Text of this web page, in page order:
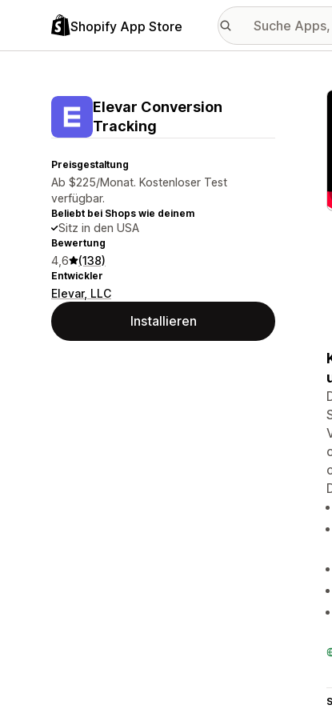
Shopify App Store
Elevar Conversion
Tracking
Preisgestaltung
Ab $225/Monat. Kostenloser Test
verfügbar.
Beliebt bei Shops wie deinem
Sitz in den USA
Bewertung
4,6 (138)
Entwickler
Elevar, LLC
Installieren